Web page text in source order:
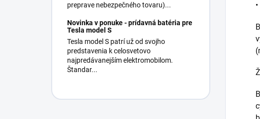
preprave nebezpečného tovaru)...
Novinka v ponuke - prídavná batéria pre
Tesla model S
Tesla model S patrí už od svojho
predstavenia k celosvetovo
najpredávanejším elektromobilom.
Štandar...